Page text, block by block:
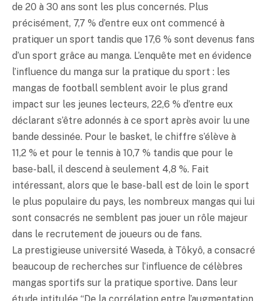
de 20 à 30 ans sont les plus concernés. Plus
précisément, 7,7 % d’entre eux ont commencé à
pratiquer un sport tandis que 17,6 % sont devenus fans
d’un sport grâce au manga. L’enquête met en évidence
l’influence du manga sur la pratique du sport : les
mangas de football semblent avoir le plus grand
impact sur les jeunes lecteurs, 22,6 % d’entre eux
déclarant s’être adonnés à ce sport après avoir lu une
bande dessinée. Pour le basket, le chiffre s’élève à
11,2 % et pour le tennis à 10,7 % tandis que pour le
base-ball, il descend à seulement 4,8 %. Fait
intéressant, alors que le base-ball est de loin le sport
le plus populaire du pays, les nombreux mangas qui lui
sont consacrés ne semblent pas jouer un rôle majeur
dans le recrutement de joueurs ou de fans.
La prestigieuse université Waseda, à Tôkyô, a consacré
beaucoup de recherches sur l’influence de célèbres
mangas sportifs sur la pratique sportive. Dans leur
étude intitulée “De la corrélation entre l’augmentation